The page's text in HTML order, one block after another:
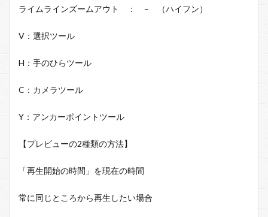
ライムラインズームアウト ： – （ハイフン）
V ：選択ツール
H ：手のひらツール
C ：カメラツール
Y ：アンカーポイントツール
【プレビューの2種類の方法】
「再生開始の時間」を現在の時間
常に同じところから再生したい場合